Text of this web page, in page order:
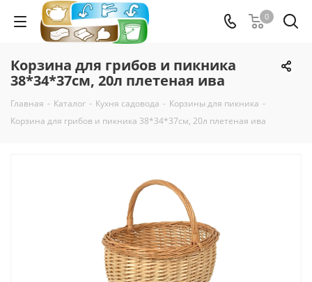
0
Корзина для грибов и пикника
38*34*37см, 20л плетеная ива
Главная - Каталог - Кухня садовода - Корзины для пикника -
Корзина для грибов и пикника 38*34*37см, 20л плетеная ива